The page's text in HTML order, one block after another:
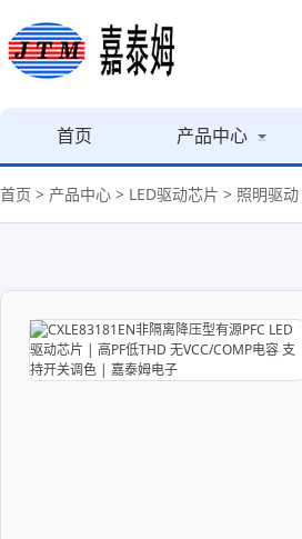
首页 产品中心
首页 > 产品中心 > LED驱动芯片 > 照明驱动